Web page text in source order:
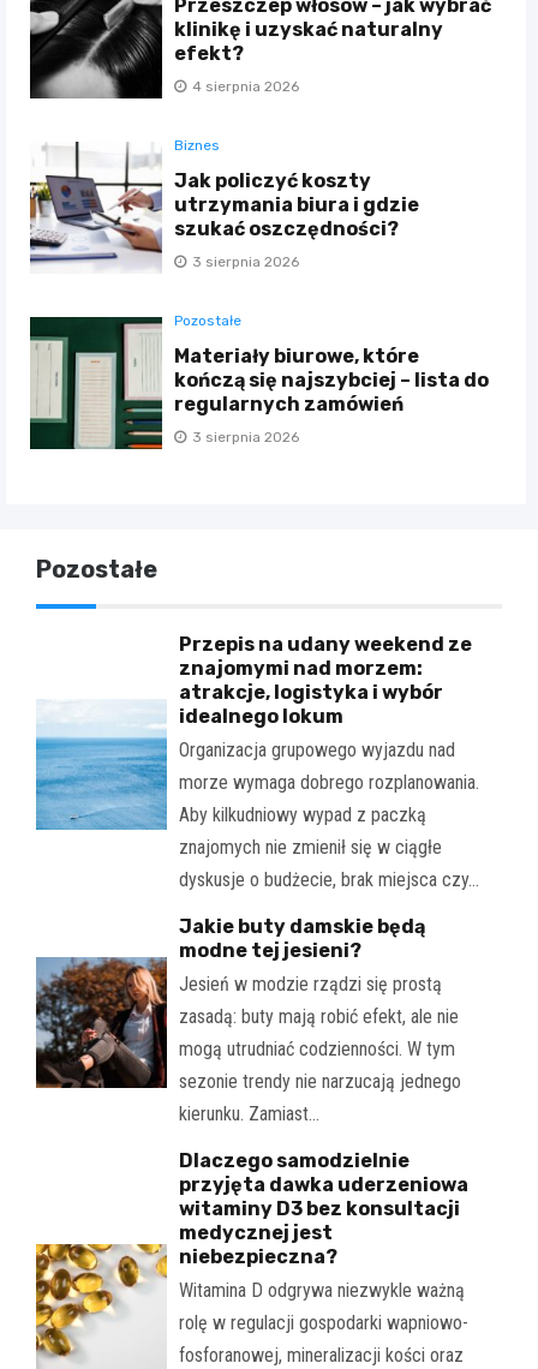
Przeszczep włosów – jak wybrać
klinikę i uzyskać naturalny
efekt?
4 sierpnia 2026
Biznes
Jak policzyć koszty
utrzymania biura i gdzie
szukać oszczędności?
3 sierpnia 2026
Pozostałe
Materiały biurowe, które
kończą się najszybciej – lista do
regularnych zamówień
3 sierpnia 2026
Pozostałe
Przepis na udany weekend ze
znajomymi nad morzem:
atrakcje, logistyka i wybór
idealnego lokum
Organizacja grupowego wyjazdu nad
morze wymaga dobrego rozplanowania.
Aby kilkudniowy wypad z paczką
znajomych nie zmienił się w ciągłe
dyskusje o budżecie, brak miejsca czy…
Jakie buty damskie będą
modne tej jesieni?
Jesień w modzie rządzi się prostą
zasadą: buty mają robić efekt, ale nie
mogą utrudniać codzienności. W tym
sezonie trendy nie narzucają jednego
kierunku. Zamiast…
Dlaczego samodzielnie
przyjęta dawka uderzeniowa
witaminy D3 bez konsultacji
medycznej jest
niebezpieczna?
Witamina D odgrywa niezwykle ważną
rolę w regulacji gospodarki wapniowo-
fosforanowej, mineralizacji kości oraz